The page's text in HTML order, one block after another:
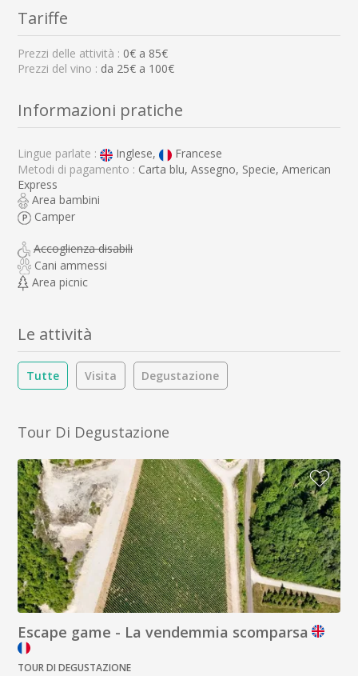
Tariffe
Prezzi delle attività : 0€ a 85€
Prezzi del vino : da 25€ a 100€
Informazioni pratiche
Lingue parlate : Inglese,
Francese
Metodi di pagamento : Carta blu, Assegno, Specie, American
Express
Area bambini
Camper
Accoglienza disabili
Cani ammessi
Area picnic
Le attività
Tutte Visita Degustazione
Tour Di Degustazione
Escape game - La vendemmia scomparsa
TOUR DI DEGUSTAZIONE